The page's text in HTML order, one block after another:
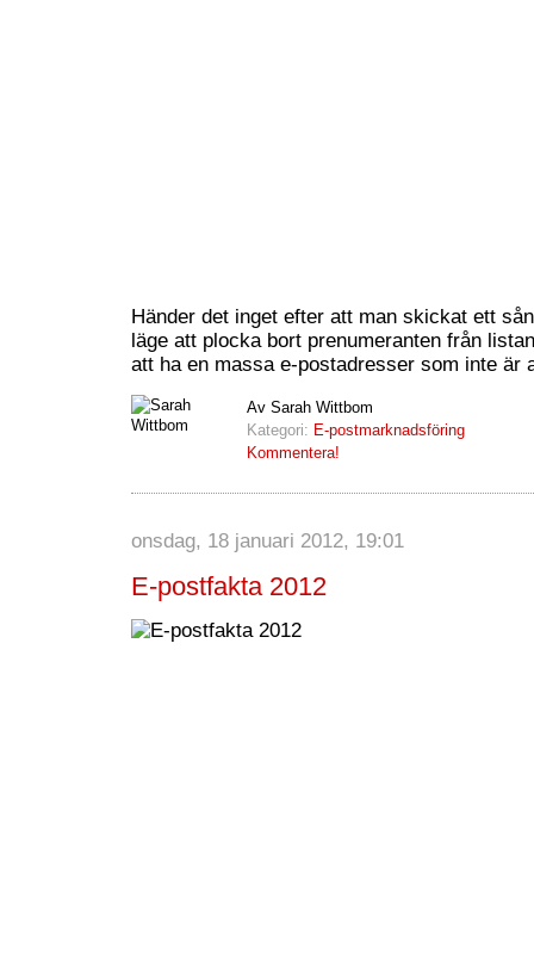
Händer det inget efter att man skickat ett
läge att plocka bort prenumeranten från
att ha en massa e-postadresser som inte är
Av Sarah Wittbom
Kategori: E-postmarknadsföring
Kommentera!
onsdag, 18 januari 2012, 19:01
E-postfakta 2012